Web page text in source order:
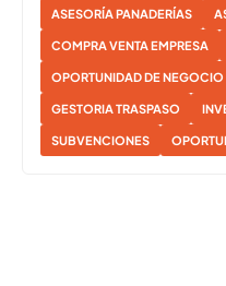
ASESORÍA PANADERÍAS
COMPRA VENTA EMPRESA
OPORTUNIDAD DE NEGOCIO
GESTORIA TRASPASO
SUBVENCIONES